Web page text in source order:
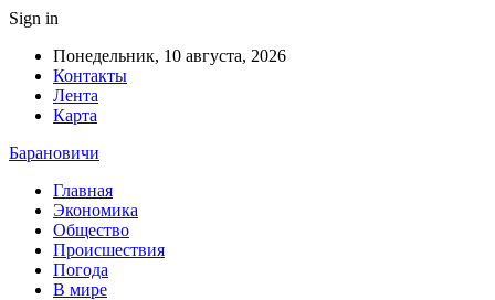
Sign in
Понедельник, 10 августа, 2026
Контакты
Лента
Карта
Барановичи
Главная
Экономика
Общество
Происшествия
Погода
В мире